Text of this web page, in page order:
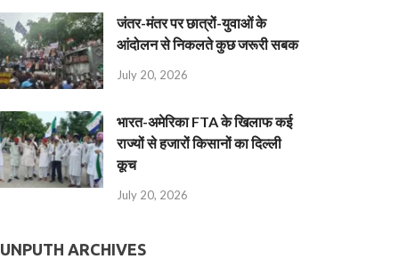
जंतर-मंतर पर छात्रों-युवाओं के
आंदोलन से निकलते कुछ जरूरी सबक
July 20, 2026
भारत-अमेरिका FTA के खिलाफ कई
राज्यों से हजारों किसानों का दिल्ली
कूच
July 20, 2026
ARCHIVES